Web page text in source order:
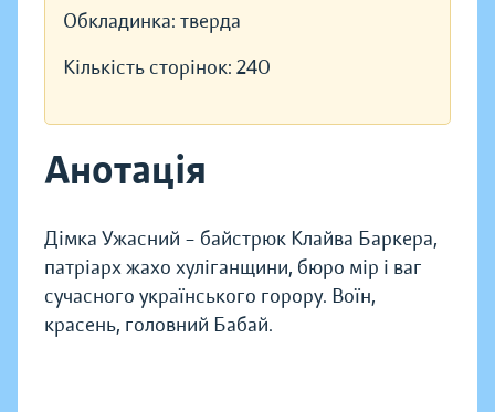
Обкладинка: тверда
Кількість сторінок: 240
Анотація
Дімка Ужасний – байстрюк Клайва Баркера,
патріарх жахо хуліганщини, бюро мір і ваг
сучасного українського горору. Воїн,
красень, головний Бабай.